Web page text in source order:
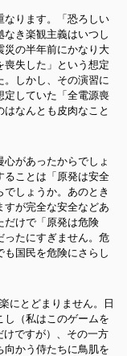
なります。「恐ろしい
き楽観主義はいつし
災の半年前にかなり大
喪失した」という想定
。しかし、その演習に
定していた「全電源喪
なんとも皮肉なこと
があったからでしょ
ることは「原発は安全
しょうか。あのとき
すが完全な安全などあ
だけで「原発は危険
ったにすぎません。危
国民を危険にさらし
にとどまりません。日
し（私はこのゲームを
けですが）、その一方
向かう侍たちに鳥肌を